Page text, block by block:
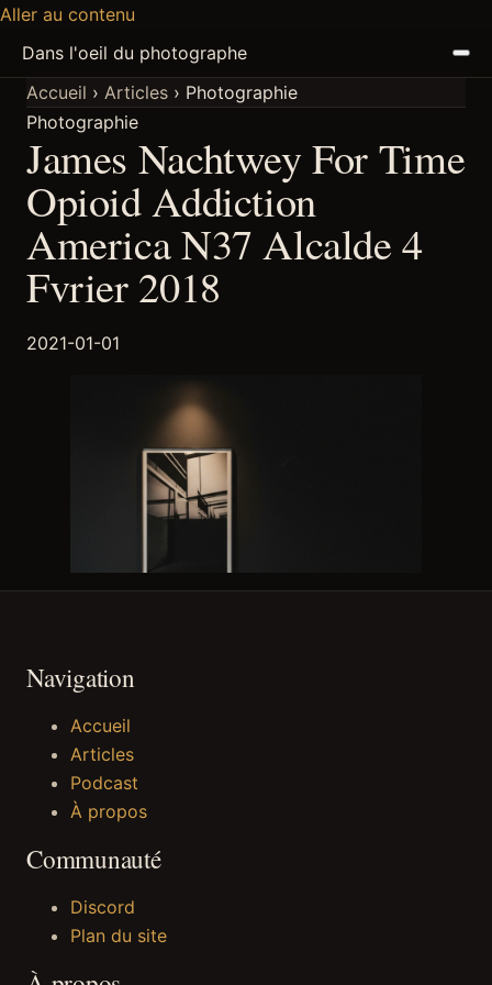
Aller au contenu
Dans l'oeil du photographe
ACCUEIL
ARTICLES
PODCAST
À PROPOS
DISCORD
Accueil › Articles › Photographie
Photographie
James Nachtwey For Time
Opioid Addiction
America N37 Alcalde 4
Fvrier 2018
2021-01-01
Navigation
Accueil
Articles
Podcast
À propos
Communauté
Discord
Plan du site